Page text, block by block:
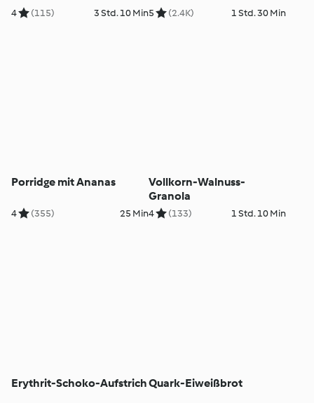
4 (115) 3 Std. 10 Min5 (2.4K) 1 Std. 30 Min
Porridge mit Ananas
4 (355) 25 Min
Vollkorn-Walnuss-
Granola
4 (133) 1 Std. 10 Min
Erythrit-Schoko-AufstrichQuark-Eiweißbrot